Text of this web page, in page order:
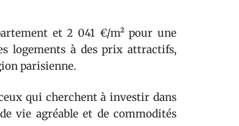
et 2 041 €/m² pour une
logements à des prix attractifs,
parisienne.
qui cherchent à investir dans
vie agréable et de commodités